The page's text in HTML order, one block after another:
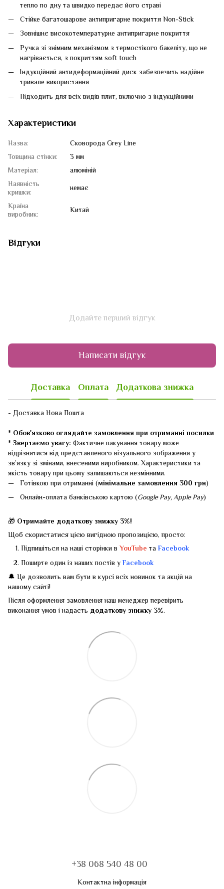
тепло по дну та швидко передає його страві
Стійке багатошарове антипригарне покриття Non-Stick
Зовнішнє високотемпературне антипригарне покриття
Ручка зі знімним механізмом з термостікого бакеліту, що не
нагрівається, з покриттям soft touch
Індукційний антидеформаційний диск забезпечить надійне
тривале використання
Підходить для всіх видів плит, включно з індукційними
Характеристики
Назва:
Сковорода Grey Line
Товщина стінки:
3 мм
Матеріал:
алюміній
Наявність
кришки:
немає
Країна
виробник:
Китай
Відгуки
Додайте перший відгук
Написати відгук
Доставка Оплата Додаткова знижка
- Доставка Нова Пошта
* Обов'язково оглядайте замовлення при отриманні посилки
* Звертаємо увагу: Фактичне пакування товару може
відрізнятися від представленого візуального зображення у
зв’язку зі змінами, внесеними виробником. Характеристики та
якість товару при цьому залишаються незмінними.
Готівкою при отриманні (мінімальне замовлення 300 грн)
Онлайн-оплата банківською картою (Google Pay, Apple Pay)
🎁 Отримайте додаткову знижку 3%!
Щоб скористатися цією вигідною пропозицією, просто:
Підпишіться на наші сторінки вYouTube та Facebook
Поширте один із наших постів у Facebook
🔔 Це дозволить вам бути в курсі всіх новинок та акцій на
нашому сайті!
Після оформлення замовлення наш менеджер перевірить
виконання умов і надасть додаткову знижку 3%.
+38 068 540 48 00
Контактна інформація